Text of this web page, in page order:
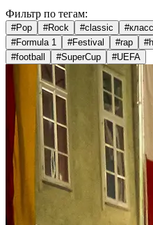
Фильтр по тегам:
#Pop #Rock #classic #
#Formula 1 #Festival #rap #
#football #SuperCup #UEFA